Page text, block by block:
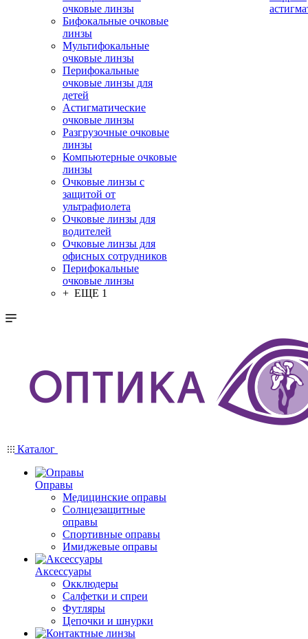
очковые линзы
Бифокальные очковые
линзы
Мультифокальные
очковые линзы
Перифокальные
очковые линзы для
детей
Астигматические
очковые линзы
Разгрузочные очковые
линзы
Компьютерные очковые
линзы
Очковые линзы с
защитой от
ультрафиолета
Очковые линзы для
водителей
Очковые линзы для
офисных сотрудников
Перифокальные
очковые линзы
+ ЕЩЕ 1
Каталог
Оправы
Медицинские оправы
Солнцезащитные
оправы
Спортивные оправы
Имиджевые оправы
Аксессуары
Окклюдеры
Салфетки и спреи
Футляры
Цепочки и шнурки